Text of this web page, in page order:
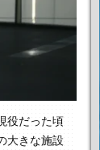
役だった頃
大きな施設